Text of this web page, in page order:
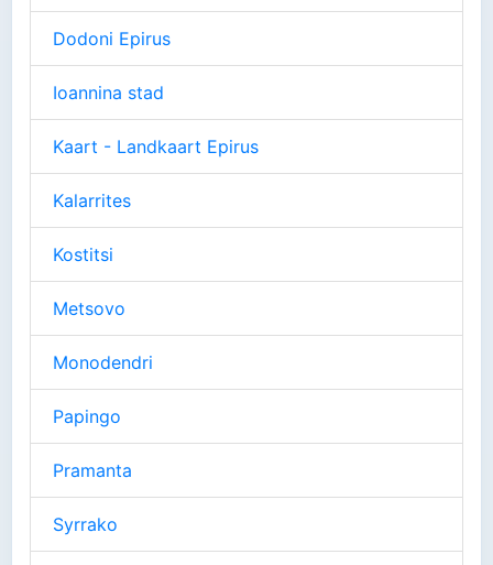
Dodoni Epirus
Ioannina stad
Kaart - Landkaart Epirus
Kalarrites
Kostitsi
Metsovo
Monodendri
Papingo
Pramanta
Syrrako